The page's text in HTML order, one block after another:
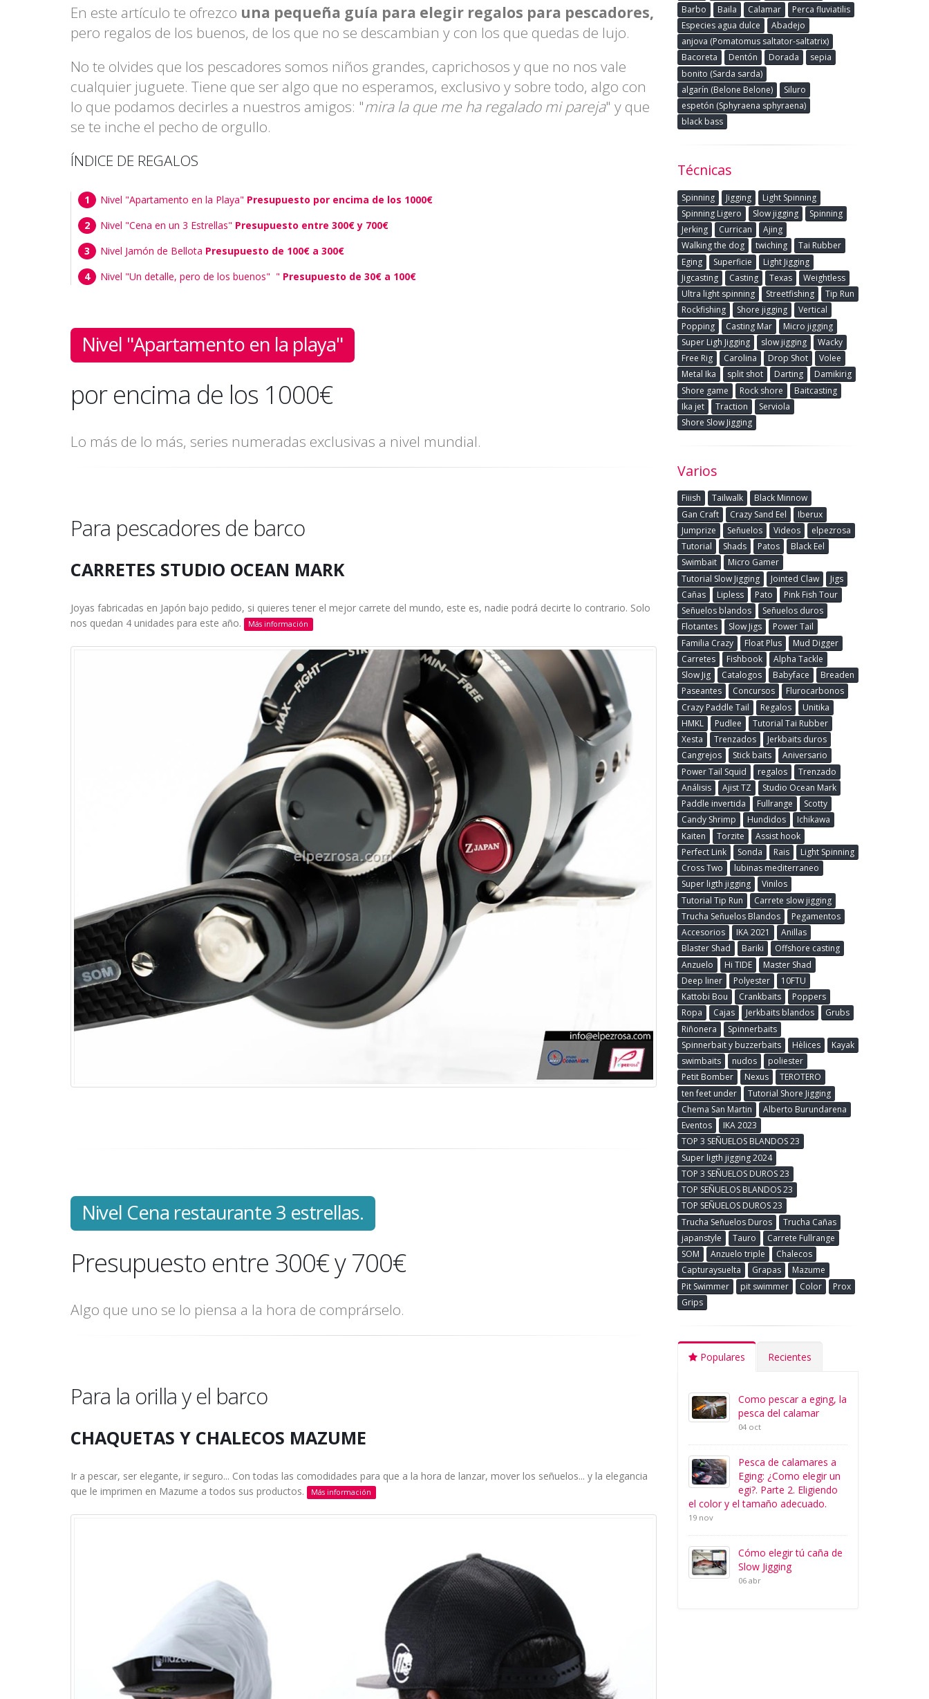
En este artículo te ofrezco una pequeña guía para elegir regalos para pescadores,
pero regalos de los buenos, de los que no se descambian y con los que quedas de lujo.
No te olvides que los pescadores somos niños grandes, caprichosos y que no nos vale
cualquier juguete. Tiene que ser algo que no esperamos, exclusivo y sobre todo, algo con
lo que podamos decirles a nuestros amigos: "mira la que me ha regalado mi pareja" y que
se te inche el pecho de orgullo.
ÍNDICE DE REGALOS
Nivel "Apartamento en la Playa" Presupuesto por encima de los 1000€
Nivel "Cena en un 3 Estrellas" Presupuesto entre 300€ y 700€
Nivel Jamón de Bellota Presupuesto de 100€ a 300€
Nivel "Un detalle, pero de los buenos" " Presupuesto de 30€ a 100€
Nivel "Apartamento en la playa"
por encima de los 1000€
Lo más de lo más, series numeradas exclusivas a nivel mundial.
Para pescadores de barco
CARRETES STUDIO OCEAN MARK
Joyas fabricadas en Japón bajo pedido, si quieres tener el mejor carrete del mundo, este es, nadie podrá decirte lo contrario. Solo
nos quedan 4 unidades para este año.
Más información
Nivel Cena restaurante 3 estrellas.
Presupuesto entre 300€ y 700€
Algo que uno se lo piensa a la hora de comprárselo.
Para la orilla y el barco
CHAQUETAS Y CHALECOS MAZUME
Ir a pescar, ser elegante, ir seguro... Con todas las comodidades para que a la hora de lanzar, mover los señuelos... y la elegancia
que le imprimen en Mazume a todos sus productos.
Más información
Barbo
Baila Calamar
Perca fluviatilis
Especies agua dulce
Abadejo
anjova (Pomatomus saltator-saltatrix)
Bacoreta
Dentón Dorada
sepia
bonito (Sarda sarda)
algarín (Belone Belone)
Siluro
espetón (Sphyraena sphyraena)
black bass
Técnicas
Spinning Jigging
Light Spinning
Spinning Ligero
Slow jigging
Spinning
Jerking
Currican
Ajing
Walking the dog
twiching
Tai Rubber
Eging
Superficie
Light Jigging
Jigcasting
Casting Texas
Weightless
Ultra light spinning
Streetfishing
Tip Run
Rockfishing
Shore jigging
Vertical
Popping
Casting Mar
Micro jigging
Super Ligh Jigging
slow jigging
Wacky
Free Rig
Carolina Drop Shot
Volee
Metal Ika
split shot Darting
Damikirig
Shore game
Rock shore
Baitcasting
Ika jet
Traction
Serviola
Shore Slow Jigging
Varios
Fiiish Tailwalk
Black Minnow
Gan Craft
Crazy Sand Eel
Iberux
Jumprize
Señuelos Videos
elpezrosa
Tutorial
Shads Patos
Black Eel
Swimbait
Micro Gamer
Tutorial Slow Jigging
Jointed Claw
Jigs
Cañas
Lipless Pato
Pink Fish Tour
Señuelos blandos
Señuelos duros
Flotantes
Slow Jigs
Power Tail
Familia Crazy
Float Plus
Mud Digger
Carretes
Fishbook
Alpha Tackle
Slow Jig
Catalogos Babyface
Breaden
Paseantes
Concursos
Flurocarbonos
Crazy Paddle Tail
Regalos
Unitika
HMKL
Pudlee
Tutorial Tai Rubber
Xesta
Trenzados
Jerkbaits duros
Cangrejos
Stick baits
Aniversario
Power Tail Squid
regalos
Trenzado
Análisis
Ajist TZ
Studio Ocean Mark
Paddle invertida
Fullrange
Scotty
Candy Shrimp
Hundidos
Ichikawa
Kaiten
Torzite
Assist hook
Perfect Link
Sonda Rais
Light Spinning
Cross Two
lubinas mediterraneo
Super ligth jigging
Vinilos
Tutorial Tip Run
Carrete slow jigging
Trucha Señuelos Blandos
Pegamentos
Accesorios
IKA 2021
Anillas
Blaster Shad
Bariki
Offshore casting
Anzuelo
Hi TIDE
Master Shad
Deep liner
Polyester
10FTU
Kattobi Bou
Crankbaits
Poppers
Ropa
Cajas Jerkbaits blandos
Grubs
Riñonera
Spinnerbaits
Spinnerbait y buzzerbaits
Hèlices
Kayak
swimbaits
nudos
poliester
Petit Bomber
Nexus
TEROTERO
ten feet under
Tutorial Shore Jigging
Chema San Martin
Alberto Burundarena
Eventos
IKA 2023
TOP 3 SEÑUELOS BLANDOS 23
Super ligth jigging 2024
TOP 3 SEÑUELOS DUROS 23
TOP SEÑUELOS BLANDOS 23
TOP SEÑUELOS DUROS 23
Trucha Señuelos Duros
Trucha Cañas
japanstyle
Tauro
Carrete Fullrange
SOM
Anzuelo triple
Chalecos
Capturaysuelta
Grapas
Mazume
Pit Swimmer
pit swimmer Color
Prox
Grips
Populares Recientes
Como pescar a eging, la
pesca del calamar
04 oct
Pesca de calamares a
Eging: ¿Como elegir un
egi?. Parte 2. Eligiendo
el color y el tamaño adecuado.
19 nov
Cómo elegir tú caña de
Slow Jigging
06 abr